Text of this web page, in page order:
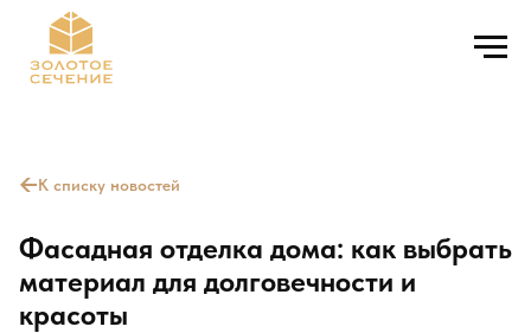
←К списку новостей
Фасадная отделка дома: как выбрать
материал для долговечности и
красоты